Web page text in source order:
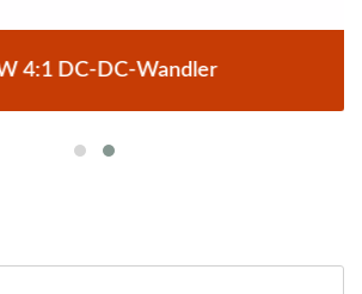
4:1 DC-DC-Wandler